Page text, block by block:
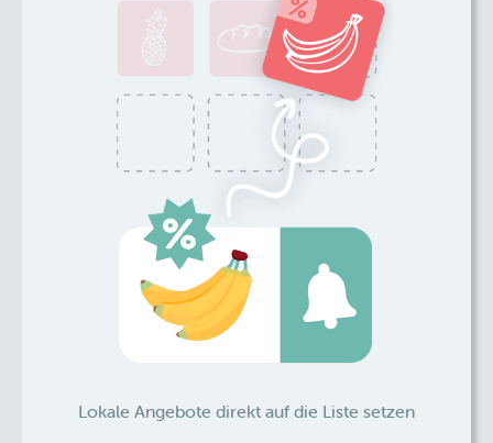
Lokale Angebote direkt auf die Liste setzen